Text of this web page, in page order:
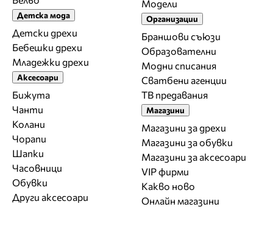
Детска мода
Детски дрехи
Бебешки дрехи
Младежки дрехи
Аксесоари
Бижута
Чанти
Колани
Чорапи
Шапки
Часовници
Обувки
Други аксесоари
Модели
Организации
Браншови съюзи
Образователни
Модни списания
Сватбени агенции
ТВ предавания
Магазини
Магазини за дрехи
Магазини за обувки
Магазини за aксесоари
VIP фирми
Какво ново
Онлайн магазини